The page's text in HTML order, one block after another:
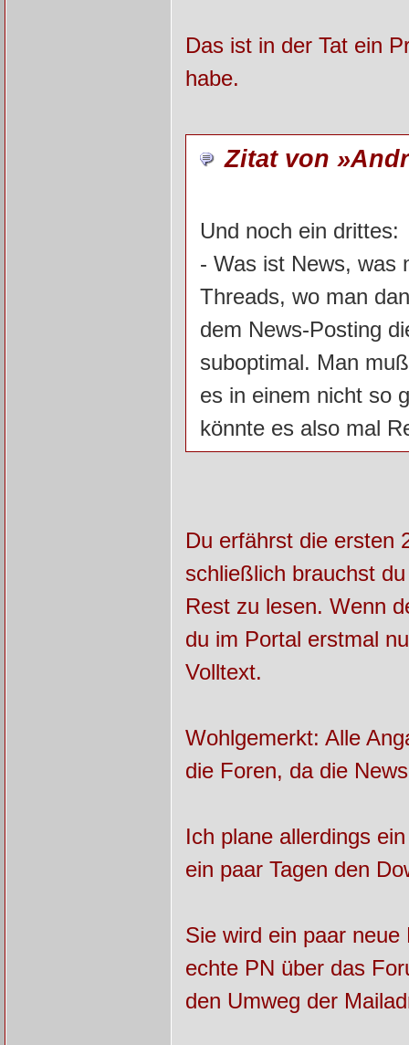
Das ist in der Tat ein
habe.
Zitat von
Und noch ein drittes:
- Was ist News, was
Threads, wo man
dem News-Posting
suboptimal. Man
es in einem nicht so
könnte es also mal
Du erfährst die ersten
schließlich brauchst
Rest zu lesen. Wenn
du im Portal erstmal
Volltext.
Wohlgemerkt: Alle
die Foren, da die
Ich plane allerdings
ein paar Tagen den
Sie wird ein paar
echte PN über das
den Umweg der